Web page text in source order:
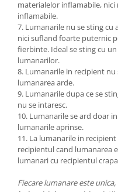
materialelor inflamabile, nici
inflamabile.
7. Lumanarile nu se sting
nici sufland foarte puternic
fierbinte. Ideal se sting cu
lumanarilor.
8. Lumanarile in recipient
lumanarea arde.
9. Lumanarile dupa ce se
nu se intaresc.
10. Lumanarile se ard doar
lumanarile aprinse.
11. La lumanarile in
recipientul cand lumanarea
lumanari cu recipientul
Fiecare lumanare este